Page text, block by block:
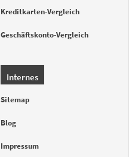
Kreditkarten-Vergleich
Geschäftskonto-Vergleich
Internes
Sitemap
Blog
Impressum